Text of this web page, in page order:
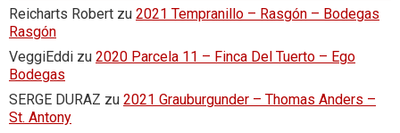
Reicharts Robert zu 2021 Tempranillo – Rasgón – Bodegas
Rasgón
VeggiEddi zu 2020 Parcela 11 – Finca Del Tuerto – Ego
Bodegas
SERGE DURAZ zu 2021 Grauburgunder – Thomas Anders –
St. Antony